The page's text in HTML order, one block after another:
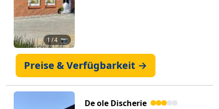
1/ 4 📷
Preise & Verfügbarkeit →
De ole Discherie